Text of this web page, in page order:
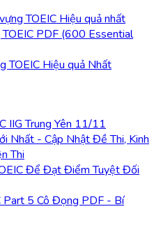
TOEIC Hiệu quả nhất
PDF (600 Essential
TOEIC Hiệu quả Nhất
IIG Trung Yên 11/11
Nhất - Cập Nhật Đề Thi, Kinh
Thi
Để Đạt Điểm Tuyệt Đối
Part 5 Cô Đọng PDF - Bí